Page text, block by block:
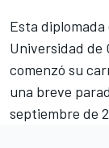
Esta diplomada
Universidad de
comenzó su
una breve
septiembre de